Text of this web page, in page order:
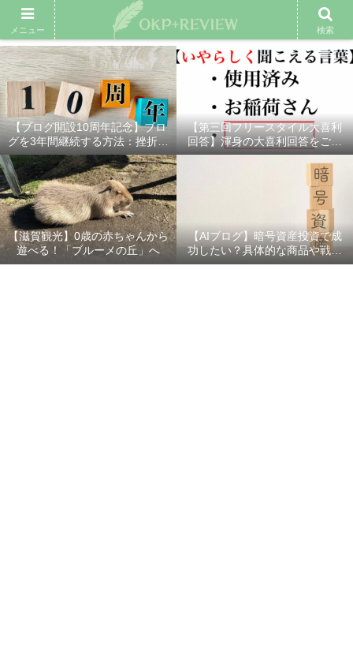
雑記ブログ プロフィール 余興動画 ベスト大喜利 スポ
【ブログ開設10周年記念】ブロ
グを3年間継続する方法：挫折し
ないための7つの秘訣
【第三回フリースタイル大喜利
回答】渾身の大喜利回答をご紹
介！
【滋賀観光】0歳の赤ちゃんから
遊べる！「ブルーメの丘」へ
【AIブログ】暗号資産投資で成
功したい？具体的な商品や戦略
を分かりやすく解説！
メニュー 検索